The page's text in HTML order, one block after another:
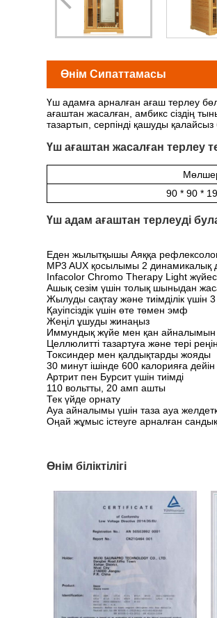
Өнім Сипаттамасы
Үш адамға арналған ағаш терлеу
ағаштан жасалған, амбикс сіздің
тазартып, серпінді қашуды
Үш ағаштан жасалған терлеу
90 * 90 *
Үш адам ағаштан терлеуді
Еден жылытқышы Аяққа
MP3 AUX қосылымы 2 динамикалық
Infacolor Chromo Therapy Light
Ашық сезім үшін толық шыныдан
Жылуды сақтау және тиімділік үшін
Қауіпсіздік үшін өте төмен эмф
Жеңіл ұшуды жинаңыз
Иммундық жүйе мен қан айналымын
Целлюлитті тазартуға және тері
Токсиндер мен қалдықтарды жояды
30 минут ішінде 600 калорияға дейін
Артрит пен Бурсит үшін тиімді
110 вольтты, 20 амп ашты
Тек үйде орнату
Ауа айналымы үшін таза ауа
Оңай жұмыс істеуге арналған
Өнім біліктілігі